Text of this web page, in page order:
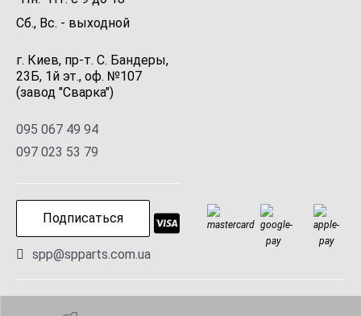
Сб., Вс. - выходной
г. Киев, пр-т. С. Бандеры,
23Б, 1й эт., оф. №107
(завод "Сварка")
095 067 49 94
097 023 53 79
Подписаться
spp@spparts.com.ua